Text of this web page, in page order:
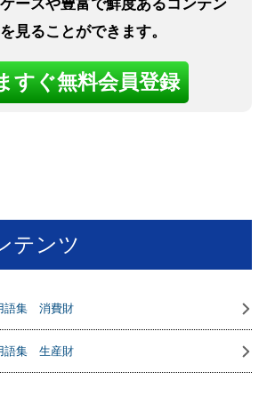
ースや豊富で鮮度あるコンテン
見ることができます。
すぐ無料会員登録
テンツ
語集 消費財
語集 生産財